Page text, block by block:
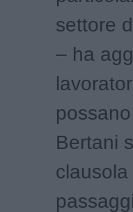
settore
– ha
Bertani